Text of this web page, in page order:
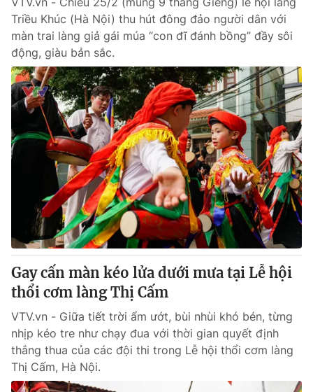
Liên hệ quảng cáo:024-7300.7108
® Cấm sao chép dưới mọi hình thức nếu không có sự chấp
thuận bằng văn bản. Ghi rõ nguồn VTV.vn khi phát hành lại
thông tin từ website này.
Triều Khúc (Hà Nội) thu hút đông đảo người dân với
màn trai làng giả gái múa “con đĩ đánh bồng” đầy sôi
động, giàu bản sắc.
Gay cấn màn kéo lửa dưới mưa tại Lễ hội
thổi cơm làng Thị Cấm
VTV.vn - Giữa tiết trời ẩm ướt, bùi nhùi khó bén, từng
nhịp kéo tre như chạy đua với thời gian quyết định
thắng thua của các đội thi trong Lễ hội thổi cơm làng
Thị Cấm, Hà Nội.